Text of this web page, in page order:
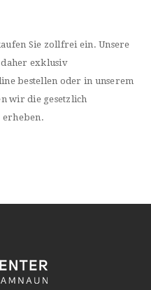
Sie zollfrei ein. Unsere
exklusiv
bestellen oder in unserem
wir die gesetzlich
erheben.